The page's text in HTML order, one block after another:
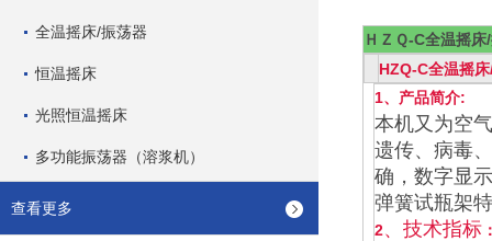
全温摇床/振荡器
恒温摇床
光照恒温摇床
多功能振荡器（溶浆机）
查看更多
ＨＺＱ-C全温摇床
HZQ-C全温摇
1、 产品简介:
本机又为空
遗传、病毒
确，数字显
弹簧试瓶架
2、技术指标